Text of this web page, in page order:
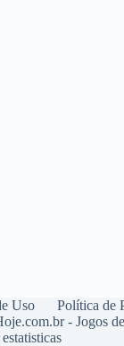
Uso
Política de
- Jogos